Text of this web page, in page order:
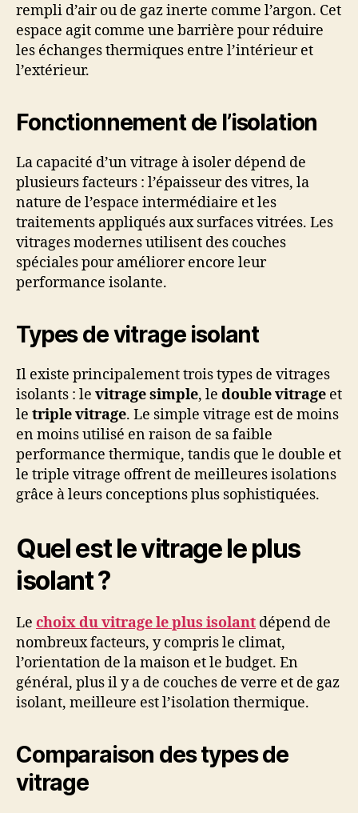
rempli d’air ou de gaz inerte comme l’argon. Cet
espace agit comme une barrière pour réduire
les échanges thermiques entre l’intérieur et
l’extérieur.
Fonctionnement de l’isolation
La capacité d’un vitrage à isoler dépend de
plusieurs facteurs : l’épaisseur des vitres, la
nature de l’espace intermédiaire et les
traitements appliqués aux surfaces vitrées. Les
vitrages modernes utilisent des couches
spéciales pour améliorer encore leur
performance isolante.
Types de vitrage isolant
Il existe principalement trois types de vitrages
isolants : le vitrage simple, le double vitrage et
le triple vitrage. Le simple vitrage est de moins
en moins utilisé en raison de sa faible
performance thermique, tandis que le double et
le triple vitrage offrent de meilleures isolations
grâce à leurs conceptions plus sophistiquées.
Quel est le vitrage le plus
isolant ?
Le choix du vitrage le plus isolant dépend de
nombreux facteurs, y compris le climat,
l’orientation de la maison et le budget. En
général, plus il y a de couches de verre et de gaz
isolant, meilleure est l’isolation thermique.
Comparaison des types de
vitrage